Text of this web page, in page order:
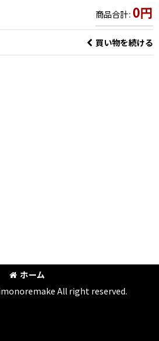
商品合計: 0円
買い物を続ける
ホーム
All right reserved.